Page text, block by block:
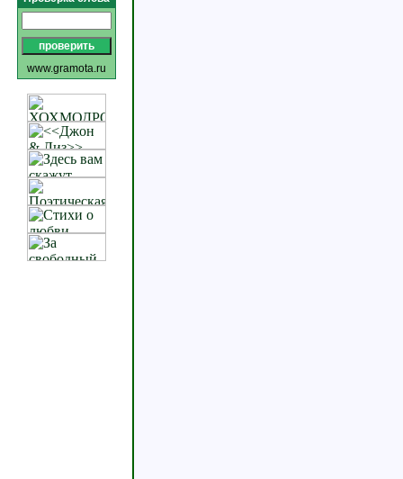
www.gramota.ru